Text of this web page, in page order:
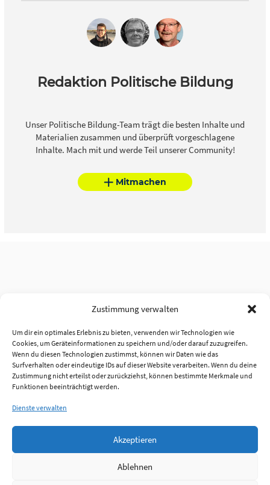
Zustimmung verwalten
Um dir ein optimales Erlebnis zu bieten, verwenden wir Technologien wie
Cookies, um Geräteinformationen zu speichern und/oder darauf zuzugreifen.
Wenn du diesen Technologien zustimmst, können wir Daten wie das
Surfverhalten oder eindeutige IDs auf dieser Website verarbeiten. Wenn du deine
Zustimmung nicht erteilst oder zurückziehst, können bestimmte Merkmale und
Funktionen beeinträchtigt werden.
Dienste verwalten
Akzeptieren
Ablehnen
Redaktion Politische Bildung
Unser Politische Bildung-Team trägt die besten Inhalte und
Materialien zusammen und überprüft vorgeschlagene
Inhalte. Mach mit und werde Teil unserer Community!
Mitmachen